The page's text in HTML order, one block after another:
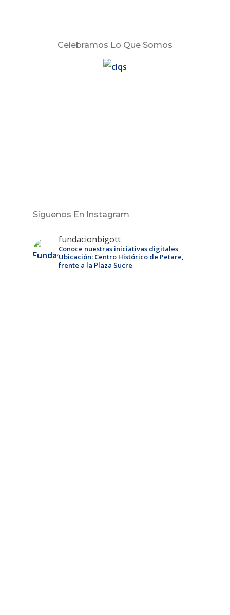
Celebramos Lo Que Somos
Síguenos En Instagram
fundacionbigott
Conoce nuestras iniciativas digitales
Ubicación: Centro Histórico de Petare,
frente a la Plaza Sucre